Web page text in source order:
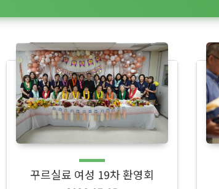
꾸르실료 여성 19차 환영회